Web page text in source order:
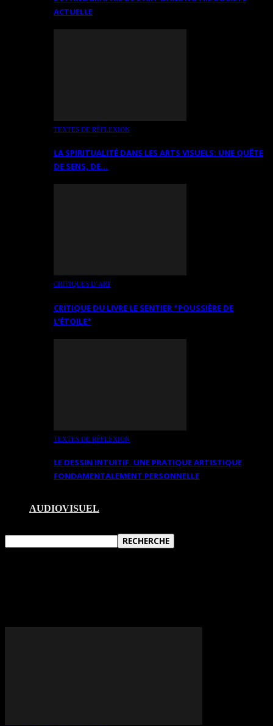
ACTUELLE
TEXTES DE RÉFLEXION
LA SPIRITUALITÉ DANS LES ARTS VISUELS: UNE QUÊTE
DE SENS, DE…
CRITIQUES D’ART
CRITIQUE DU LIVRE LE SENTIER *POUSSIÈRE DE
L’ÉTOILE*
TEXTES DE RÉFLEXION
LE DESSIN INTUITIF. UNE PRATIQUE ARTISTIQUE
FONDAMENTALEMENT PERSONNELLE
AUDIOVISUEL